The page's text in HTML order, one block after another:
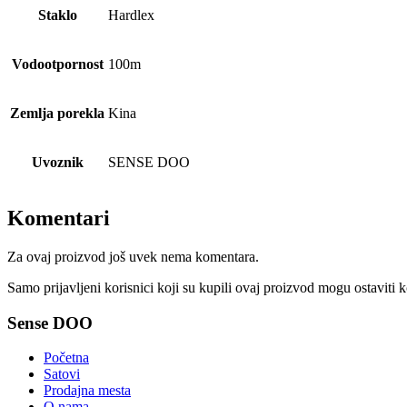
Staklo Hardlex
Vodootpornost 100m
Zemlja porekla Kina
Uvoznik SENSE DOO
Komentari
Za ovaj proizvod još uvek nema komentara.
Samo prijavljeni korisnici koji su kupili ovaj proizvod mogu ostaviti
Sense DOO
Početna
Satovi
Prodajna mesta